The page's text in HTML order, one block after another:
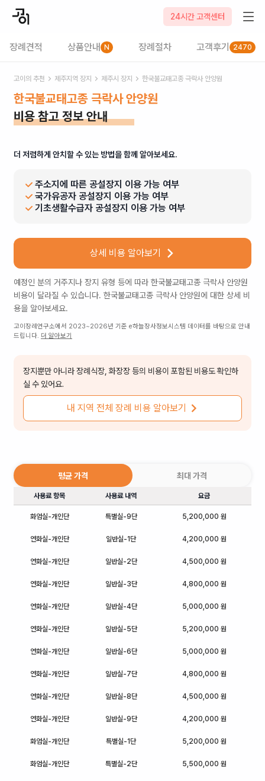
24시간 고객센터
장례견적 상품안내 N 장례절차 고객후기 2470
고이의 추천 제주지역 장지 제주시 장지 한국불교태고종 극락사 안양원
한국불교태고종 극락사 안양원
비용 참고 정보 안내
더 저렴하게 안치할 수 있는 방법을 함께 알아보세요.
주소지에 따른 공설장지 이용 가능 여부
국가유공자 공설장지 이용 가능 여부
기초생활수급자 공설장지 이용 가능 여부
상세 비용 알아보기
예정인 분의 거주지나 장지 유형 등에 따라 한국불교태고종 극락사 안양원
비용이 달라질 수 있습니다. 한국불교태고종 극락사 안양원에 대한 상세 비
용을 알아보세요.
고이장례연구소에서 2023~2026년 기준 e하늘장사정보시스템 데이터를 바탕으로 안내
드립니다. 더 알아보기
장지뿐만 아니라 장례식장, 화장장 등의 비용이 포함된 비용도 확인하
실 수 있어요.
내 지역 전체 장례 비용 알아보기
평균 가격 최대 가격
사용료 항목 사용료 내역 요금
화엄실-개인단 특별실-9단 5,200,000 원
연화실-개인단 일반실-1단 4,200,000 원
연화실-개인단 일반실-2단 4,500,000 원
연화실-개인단 일반실-3단 4,800,000 원
연화실-개인단 일반실-4단 5,000,000 원
연화실-개인단 일반실-5단 5,200,000 원
연화실-개인단 일반실-6단 5,000,000 원
연화실-개인단 일반실-7단 4,800,000 원
연화실-개인단 일반실-8단 4,500,000 원
연화실-개인단 일반실-9단 4,200,000 원
화엄실-개인단 특별실-1단 5,200,000 원
화엄실-개인단 특별실-2단 5,500,000 원